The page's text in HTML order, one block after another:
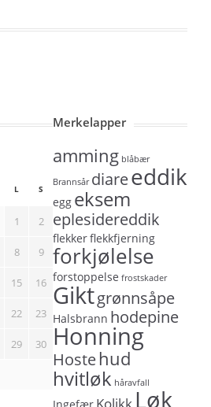
L S
1 2
8 9
15 16
22 23
29 30
Merkelapper
amming blåbær
Brannsår diareeddik
egg eksem
eplesidereddik
flekkerflekkfjerning
forkjølelse
forstoppelse frostskader
Giktgrønnsåpe
Halsbrann hodepine
Honning
Hostehud
hvitløk håravfall
Kolikk Løk